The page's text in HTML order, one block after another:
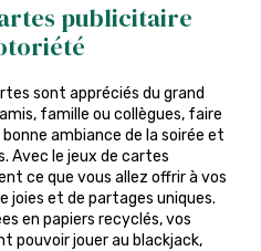
publicitaire
sont appréciés du grand
famille ou collègues, faire
ambiance de la soirée et
Avec le jeux de cartes
ce que vous allez offrir à vos
joies et de partages uniques.
en papiers recyclés, vos
pouvoir jouer au blackjack,